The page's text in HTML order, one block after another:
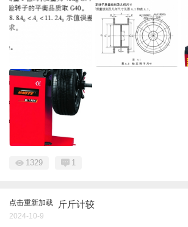
1329 1
点击重新加载 斤斤计较
2024-10-9